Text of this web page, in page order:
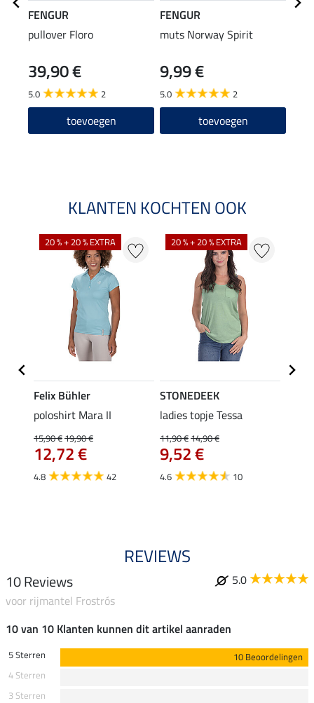
FENGUR
pullover Floro
39,90 €
5.0 2
toevoegen
FENGUR
muts Norway Spirit
9,99 €
5.0 2
toevoegen
KLANTEN KOCHTEN OOK
20 % + 20 % EXTRA
Felix Bühler
poloshirt Mara II
15,90 €19,90 €
12,72 €
4.8 42
20 % + 20 % EXTRA
STONEDEEK
ladies topje Tessa
11,90 €14,90 €
9,52 €
4.6 10
REVIEWS
10 Reviews
5.0
voor rijmantel Frostrós
10 van 10 Klanten kunnen dit artikel aanraden
5 Sterren
10 Beoordelingen
4 Sterren
3 Sterren